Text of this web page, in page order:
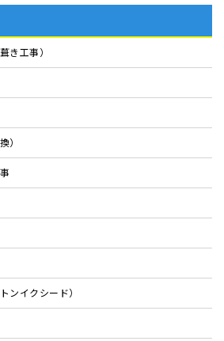
き工事）
）
ンイクシード）